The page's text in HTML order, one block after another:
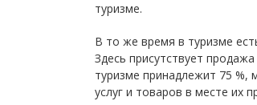
туризме.
В то же время в туризме
Здесь присутствует
туризме принадлежит 75 %,
услуг и товаров в месте их